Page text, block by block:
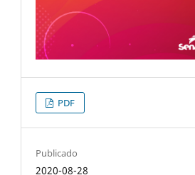
PDF
Publicado
2020-08-28